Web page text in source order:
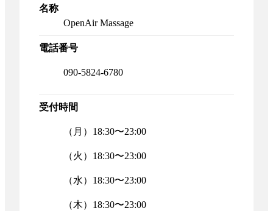
名称
OpenAir Massage
電話番号
090-5824-6780
受付時間
（月）18:30〜23:00
（火）18:30〜23:00
（水）18:30〜23:00
（木）18:30〜23:00